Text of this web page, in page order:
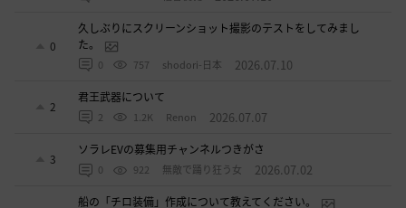
0
久しぶりにスクリーンショット撮影のテストをしてみまし
た。
0 757 shodori-日本 2026.07.10
2
君王武器について
2 1.2K Renon 2026.07.07
3
ソラレEVの募集用チャンネルつきがさ
0 922 無敵で踊り狂う女 2026.07.02
船の「チロ装備」作成について教えてください。